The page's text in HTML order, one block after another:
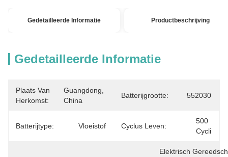
Gedetailleerde Informatie Productbeschrijving
Gedetailleerde Informatie
Plaats Van
Herkomst:
Guangdong,
China
Batterijgrootte: 552030
Batterijtype: Vloeistof Cyclus Leven:
500
Cycli
Elektrisch